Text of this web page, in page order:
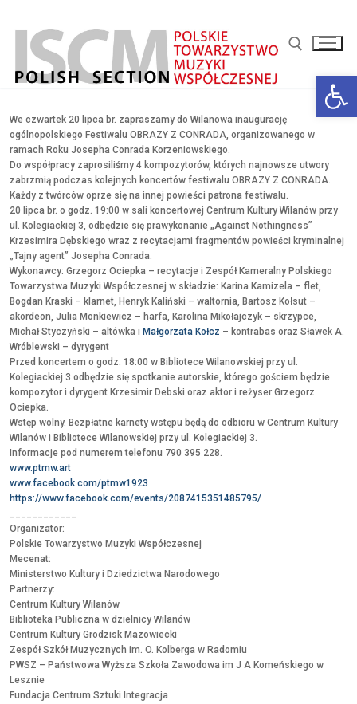
We czwartek 20 lipca br. zapraszamy do Wilanowa inaugurację
ogólnopolskiego Festiwalu OBRAZY Z CONRADA, organizowanego w
ramach Roku Josepha Conrada Korzeniowskiego.
Do współpracy zaprosiliśmy 4 kompozytorów, których najnowsze utwory
zabrzmią podczas kolejnych koncertów festiwalu OBRAZY Z CONRADA.
Każdy z twórców oprze się na innej powieści patrona festiwalu.
20 lipca br. o godz. 19:00 w sali koncertowej Centrum Kultury Wilanów przy
ul. Kolegiackiej 3, odbędzie się prawykonanie „Against Nothingness”
Krzesimira Dębskiego wraz z recytacjami fragmentów powieści kryminalnej
„Tajny agent” Josepha Conrada.
Wykonawcy: Grzegorz Ociepka – recytacje i Zespół Kameralny Polskiego
Towarzystwa Muzyki Współczesnej w składzie: Karina Kamizela – flet,
Bogdan Kraski – klarnet, Henryk Kaliński – waltornia, Bartosz Kołsut –
akordeon, Julia Monkiewicz – harfa, Karolina Mikołajczyk – skrzypce,
Michał Styczyński – altówka i Małgorzata Kołcz – kontrabas oraz Sławek A.
Wróblewski – dyrygent
Przed koncertem o godz. 18:00 w Bibliotece Wilanowskiej przy ul.
Kolegiackiej 3 odbędzie się spotkanie autorskie, którego gościem będzie
kompozytor i dyrygent Krzesimir Debski oraz aktor i reżyser Grzegorz
Ociepka.
Wstęp wolny. Bezpłatne karnety wstępu będą do odbioru w Centrum Kultury
Wilanów i Bibliotece Wilanowskiej przy ul. Kolegiackiej 3.
Informacje pod numerem telefonu 790 395 228.
www.ptmw.art
www.facebook.com/ptmw1923
https://www.facebook.com/events/2087415351485795/
Organizator:
Polskie Towarzystwo Muzyki Współczesnej
Mecenat:
Ministerstwo Kultury i Dziedzictwa Narodowego
Partnerzy:
Centrum Kultury Wilanów
Biblioteka Publiczna w dzielnicy Wilanów
Centrum Kultury Grodzisk Mazowiecki
Zespół Szkół Muzycznych im. O. Kolberga w Radomiu
PWSZ – Państwowa Wyższa Szkoła Zawodowa im J A Komeńskiego w
Lesznie
Fundacja Centrum Sztuki Integracja